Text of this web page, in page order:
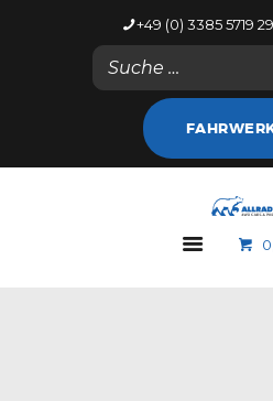
+49 (0) 3385 5719 29
ALLRAD
MARKEN